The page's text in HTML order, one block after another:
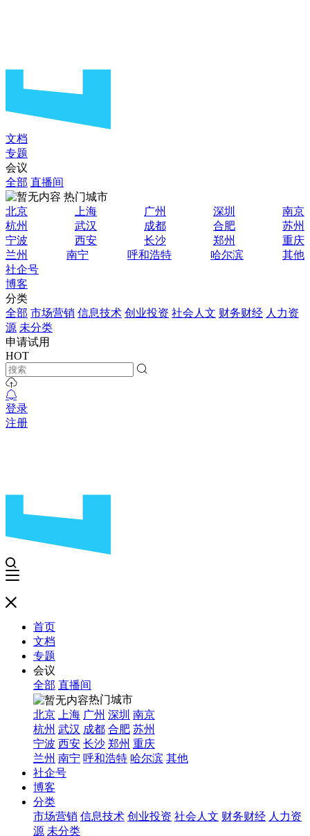
文档
专题
会议
全部 直播间
热门城市
北京
上海 广州 深圳
南京
杭州
武汉 成都 合肥
苏州
宁波
西安 长沙 郑州
重庆
兰州
南宁 呼和浩特 哈尔滨
其他
社企号
博客
分类
全部 市场营销 信息技术 创业投资 社会人文 财务财经 人力资
源 未分类
申请试用
HOT
登录
注册
首页
文档
专题
会议
全部 直播间
热门城市
北京
上海 广州 深圳 南京
杭州 武汉 成都 合肥 苏州
宁波 西安 长沙 郑州 重庆
兰州 南宁 呼和浩特 哈尔滨 其他
社企号
博客
分类
市场营销 信息技术 创业投资 社会人文 财务财经 人力资
源 未分类